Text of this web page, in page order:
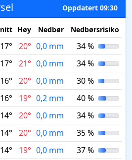
Oppdatert 09:30
Høy Nedbør Nedbørsrisiko
17° 20° 0,0 mm
34 %
17° 21° 0,0 mm
34 %
16° 20° 0,0 mm
30 %
16° 19° 0,2 mm
40 %
14° 20° 0,0 mm
34 %
14° 20° 0,0 mm
35 %
14° 19° 0,0 mm
37 %